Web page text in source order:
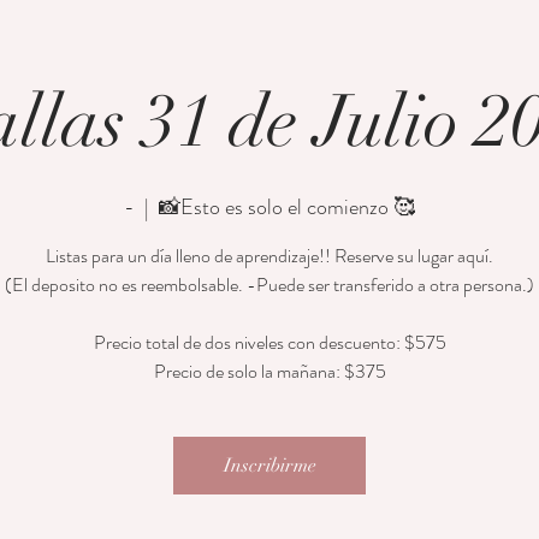
31 de Julio
-
  |
📸Esto es solo el comienzo 🥰
Listas para un día lleno de aprendizaje!! Reserve su lugar aquí.
(El deposito no es reembolsable. -Puede ser transferido a otra persona.)
Precio total de dos niveles con descuento: $575
Precio de solo la mañana: $375
Inscribirme